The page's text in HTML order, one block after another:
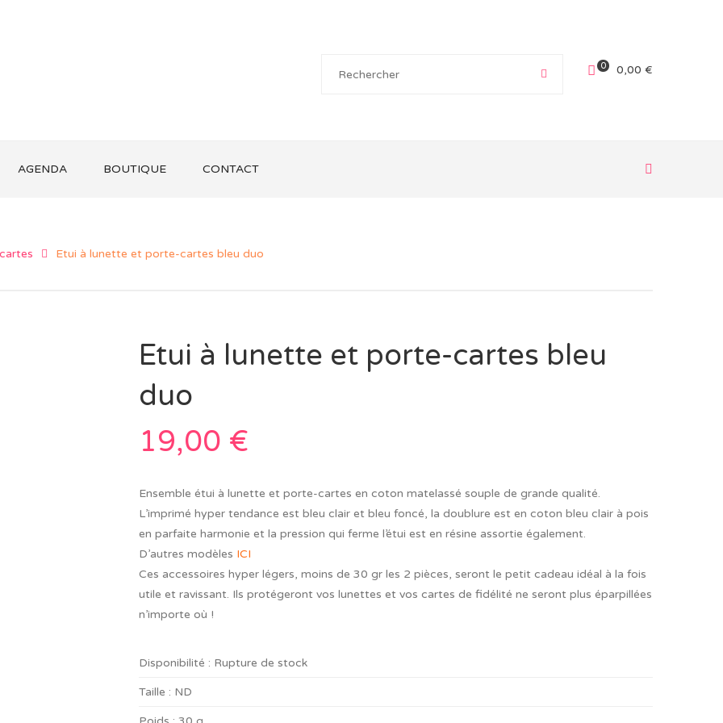
0 0,00 €
AGENDA BOUTIQUE CONTACT
Etui à lunette et porte-cartes bleu duo
Etui à lunette et porte-cartes bleu
duo
19,00 €
Ensemble étui à lunette et porte-cartes en coton matelassé souple de grande qualité.
L’imprimé hyper tendance est bleu clair et bleu foncé, la doublure est en coton bleu clair à pois
en parfaite harmonie et la pression qui ferme l’étui est en résine assortie également.
D’autres modèles ICI
Ces accessoires hyper légers, moins de 30 gr les 2 pièces, seront le petit cadeau idéal à la fois
utile et ravissant. Ils protégeront vos lunettes et vos cartes de fidélité ne seront plus éparpillées
n’importe où !
Disponibilité : Rupture de stock
Taille : ND